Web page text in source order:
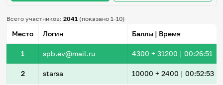
English
Регистрация Вход
Задать вопрос
Всего участников:2041 (показано 1-10)
Место Логин Баллы | Время
1 spb.ev@mail.ru 4300 + 31200 | 00:26:51
2 starsa 10000 + 2400 | 00:52:53